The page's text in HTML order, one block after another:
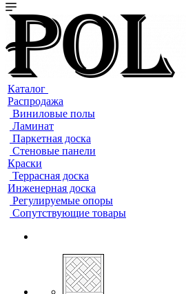
Каталог
Распродажа
Виниловые полы
Ламинат
Паркетная доска
Стеновые панели
Краски
Террасная доска
Инженерная доска
Регулируемые опоры
Сопутствующие товары